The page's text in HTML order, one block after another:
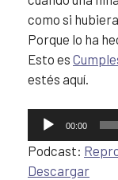
como si
Porque lo ha
Esto es
estés aquí.
Reproductor
de
audio
00:00
Podcast:
Descargar